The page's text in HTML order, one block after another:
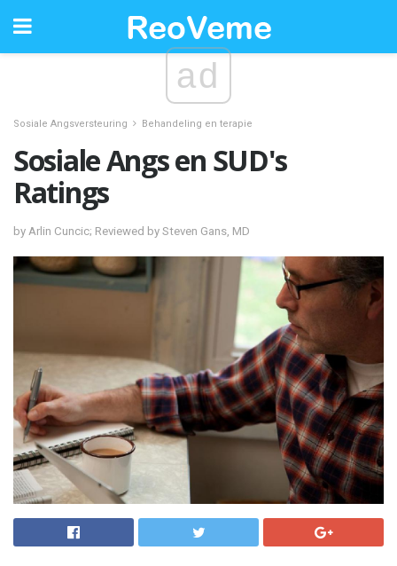
ad
Sosiale Angsversteuring Behandeling en terapie
Sosiale Angs en SUD's
Ratings
by Arlin Cuncic; Reviewed by Steven Gans, MD